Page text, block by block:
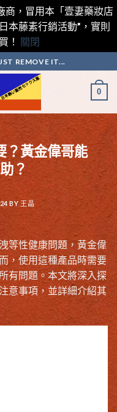
商，冒用本「壹妻藥妝店
本藤素行銷活動”，實則
！ 關閉
REMOVE IT...
0
？黃金偉哥能
？
BY 王晶
等性健康問題，黃金偉
，使用這種產品時需要
有問題。本文將深入探
意事項，並詳細介紹其